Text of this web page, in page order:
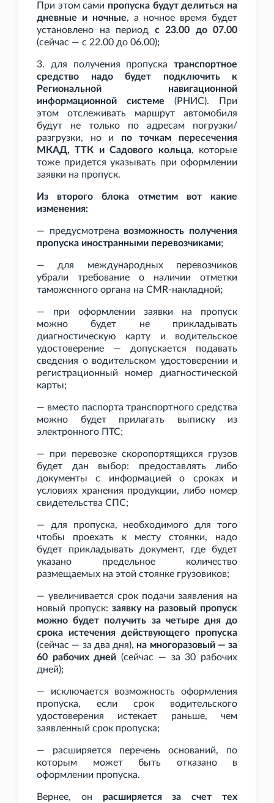
При этом сами пропуска будут делиться на
дневные и ночные, а ночное время будет
установлено на период с 23.00 до 07.00
(сейчас — с 22.00 до 06.00);
3. для получения пропуска транспортное
средство надо будет подключить к
Региональной навигационной
информационной системе (РНИС). При
этом отслеживать маршрут автомобиля
будут не только по адресам погрузки/
разгрузки, но и по точкам пересечения
МКАД, ТТК и Садового кольца, которые
тоже придется указывать при оформлении
заявки на пропуск.
Из второго блока отметим вот какие
изменения:
— предусмотрена возможность получения
пропуска иностранными перевозчиками;
— для международных перевозчиков
убрали требование о наличии отметки
таможенного органа на CMR-накладной;
— при оформлении заявки на пропуск
можно будет не прикладывать
диагностическую карту и водительское
удостоверение — допускается подавать
сведения о водительском удостоверении и
регистрационный номер диагностической
карты;
— вместо паспорта транспортного средства
можно будет прилагать выписку из
электронного ПТС;
— при перевозке скоропортящихся грузов
будет дан выбор: предоставлять либо
документы с информацией о сроках и
условиях хранения продукции, либо номер
свидетельства СПС;
— для пропуска, необходимого для того
чтобы проехать к месту стоянки, надо
будет прикладывать документ, где будет
указано предельное количество
размещаемых на этой стоянке грузовиков;
— увеличивается срок подачи заявления на
новый пропуск: заявку на разовый пропуск
можно будет получить за четыре дня до
срока истечения действующего пропуска
(сейчас — за два дня), на многоразовый — за
60 рабочих дней (сейчас — за 30 рабочих
дней);
— исключается возможность оформления
пропуска, если срок водительского
удостоверения истекает раньше, чем
заявленный срок пропуска;
— расширяется перечень оснований, по
которым может быть отказано в
оформлении пропуска.
Вернее, он расширяется за счет тех